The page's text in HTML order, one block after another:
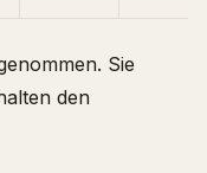
Sie
den